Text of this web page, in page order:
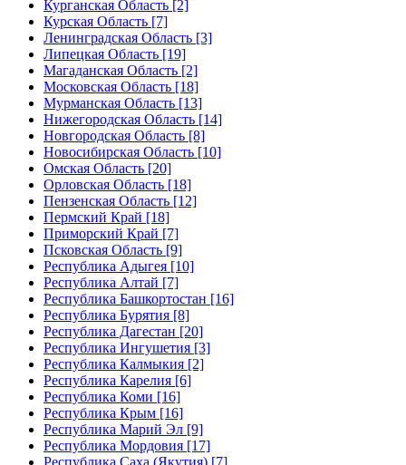
Курганская Область [2]
Курская Область [7]
Ленинградская Область [3]
Липецкая Область [19]
Магаданская Область [2]
Московская Область [18]
Мурманская Область [13]
Нижегородская Область [14]
Новгородская Область [8]
Новосибирская Область [10]
Омская Область [20]
Орловская Область [18]
Пензенская Область [12]
Пермский Край [18]
Приморский Край [7]
Псковская Область [9]
Республика Адыгея [10]
Республика Алтай [7]
Республика Башкортостан [16]
Республика Бурятия [8]
Республика Дагестан [20]
Республика Ингушетия [3]
Республика Калмыкия [2]
Республика Карелия [6]
Республика Коми [16]
Республика Крым [16]
Республика Марий Эл [9]
Республика Мордовия [17]
Республика Саха (Якутия) [7]